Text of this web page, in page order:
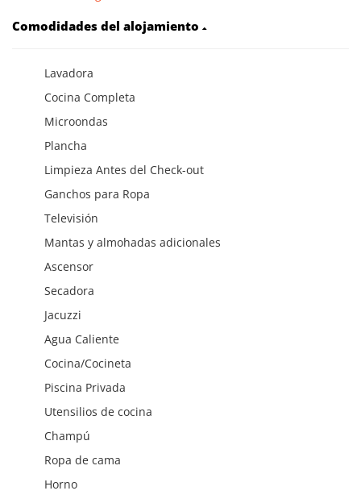
Comodidades del alojamiento
Lavadora
Cocina Completa
Microondas
Plancha
Limpieza Antes del Check-out
Ganchos para Ropa
Televisión
Mantas y almohadas adicionales
Ascensor
Secadora
Jacuzzi
Agua Caliente
Cocina/Cocineta
Piscina Privada
Utensilios de cocina
Champú
Ropa de cama
Horno